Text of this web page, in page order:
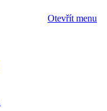
Otevřít menu